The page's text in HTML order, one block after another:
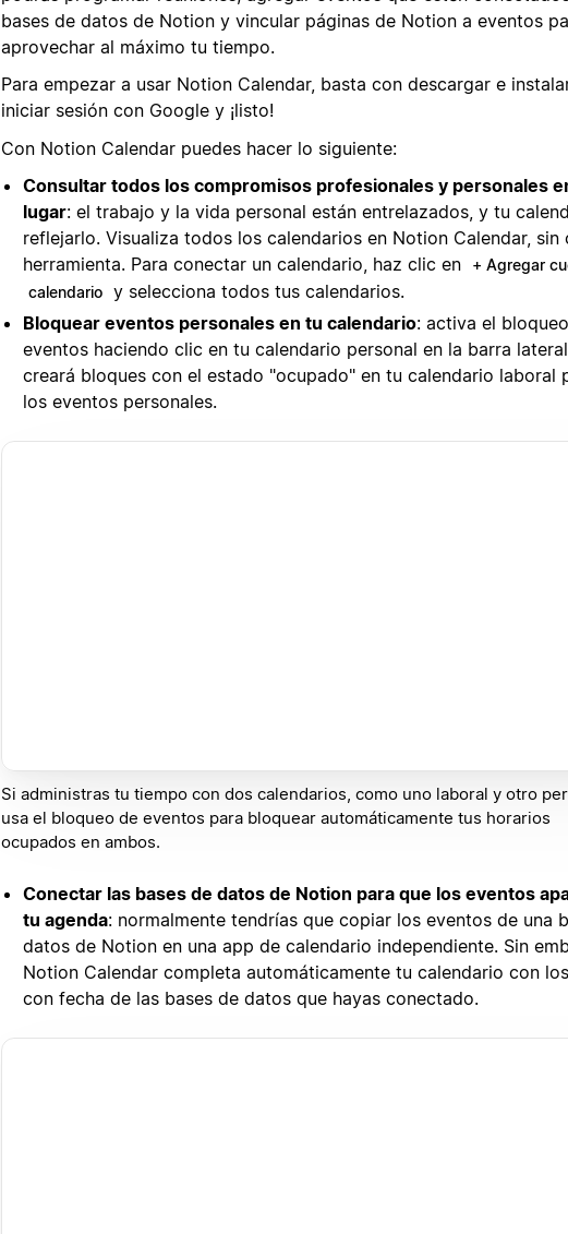
bases de datos de Notion y vincular páginas de Notion a eventos
aprovechar al máximo tu tiempo.
Para empezar a usar Notion Calendar, basta con descargar e
iniciar sesión con Google y ¡listo!
Con Notion Calendar puedes hacer lo siguiente:
Consultar todos los compromisos profesionales y personales
lugar: el trabajo y la vida personal están entrelazados, y tu
reflejarlo. Visualiza todos los calendarios en Notion Calendar, sin
herramienta. Para conectar un calendario, haz clic en
+ Agregar
calendario y selecciona todos tus calendarios.
Bloquear eventos personales en tu calendario: activa el
eventos haciendo clic en tu calendario personal en la barra
creará bloques con el estado "ocupado" en tu calendario laboral
los eventos personales.
Si administras tu tiempo con dos calendarios, como uno laboral y otro
usa el bloqueo de eventos para bloquear automáticamente tus horarios
ocupados en ambos.
Conectar las bases de datos de Notion para que los eventos
tu agenda: normalmente tendrías que copiar los eventos de una
datos de Notion en una app de calendario independiente. Sin
Notion Calendar completa automáticamente tu calendario con
con fecha de las bases de datos que hayas conectado.